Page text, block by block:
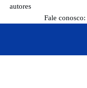
autores
Fale conosco: